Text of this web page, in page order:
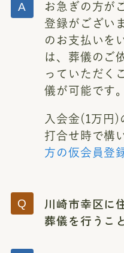
お急ぎの方が
登録がござい
のお支払いを
は、葬儀のご
っていただく
儀が可能です。
入会金(1万円)
打合せ時で構
方の仮会員登
川崎市幸区に
葬儀を行うこ